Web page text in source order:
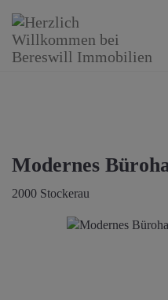
Modernes
2000 Stockerau